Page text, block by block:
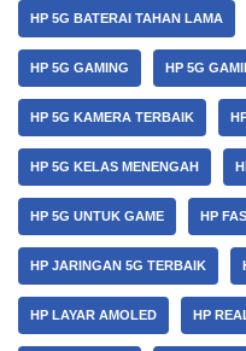
HP 5G BATERAI TAHAN LAMA
HP 5G GAMING HP 5G
HP 5G KAMERA TERBAIK
HP 5G KELAS MENENGAH
HP 5G UNTUK GAME HP
HP JARINGAN 5G TERBAIK
HP LAYAR AMOLED HP